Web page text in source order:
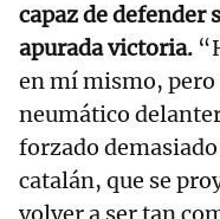
capaz de defender
apurada victoria.
en mí mismo,
neumático
forzado
catalán, que se